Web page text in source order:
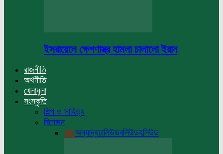
ইসরায়েলে ক্ষেপণাস্ত্র হামলা চালালো ইরান
রাজনীতি
অর্থনীতি
খেলাধুলা
সংস্কৃতি
শিল্প ও সাহিত্য
বিনোদন
Allঅন্যান্যঢালিউডবলিউডহলিউড